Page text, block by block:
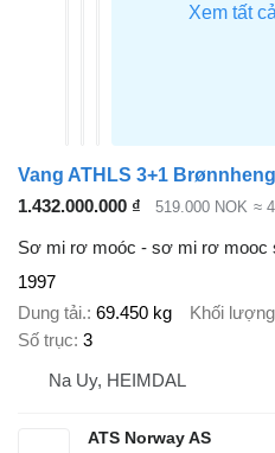
Vang ATHLS 3+1
1.432.000.000 ₫
519.000 NOK ≈
Sơ mi rơ moóc - sơ mi rơ mooc
1997
Dung tải. 69.450 kg Khối
Số trục 3
Na Uy, HEIMDAL
ATS Norway AS